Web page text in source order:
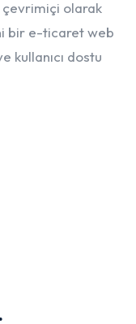
olarak
bir e-ticaret web
kullanıcı dostu